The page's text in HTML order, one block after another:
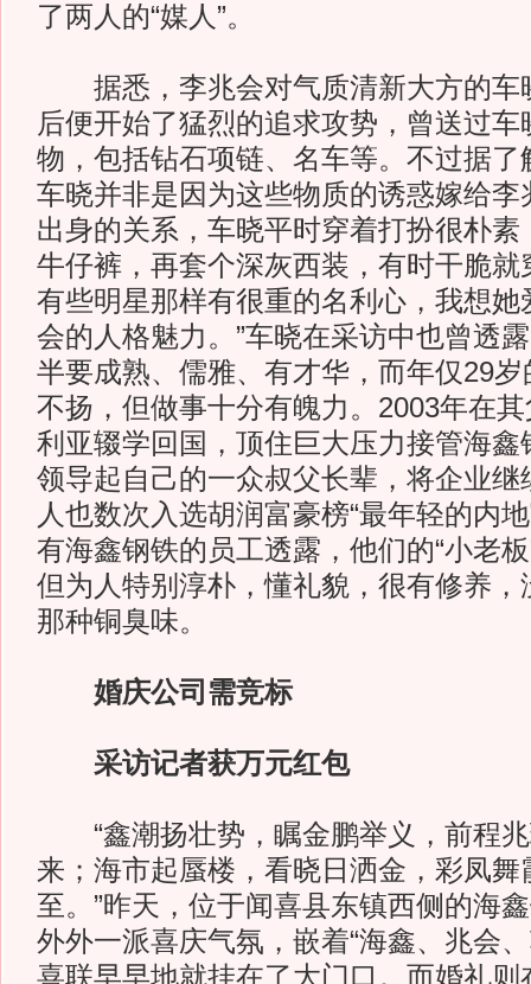
了两人的“媒人”。
据悉，李兆会对气质清新大方的车
后便开始了猛烈的追求攻势，曾送过
物，包括钻石项链、名车等。不过据了
车晓并非是因为这些物质的诱惑嫁给李
出身的关系，车晓平时穿着打扮很朴素
牛仔裤，再套个深灰西装，有时干脆就
有些明星那样有很重的名利心，我想她
会的人格魅力。”车晓在采访中也曾透
半要成熟、儒雅、有才华，而年仅29
不扬，但做事十分有魄力。2003年在
利亚辍学回国，顶住巨大压力接管海鑫
领导起自己的一众叔父长辈，将企业继
人也数次入选胡润富豪榜“最年轻的内
有海鑫钢铁的员工透露，他们的“小老
但为人特别淳朴，懂礼貌，很有修养，
那种铜臭味。
婚庆公司需竞标
采访记者获万元红包
“鑫潮扬壮势，瞩金鹏举义，前程兆
来；海市起蜃楼，看晓日洒金，彩凤舞
至。”昨天，位于闻喜县东镇西侧的海
外外一派喜庆气氛，嵌着“海鑫、兆会
喜联早早地就挂在了大门口。而婚礼则